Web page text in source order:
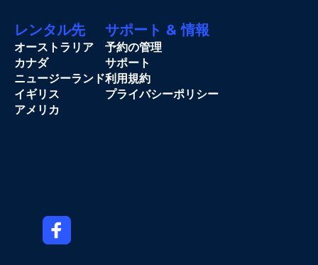
レンタル先
オーストラリア
カナダ
ニュージーランド
イギリス
アメリカ
サポート & 情報
予約の管理
サポート
利用規約
プライバシーポリシー